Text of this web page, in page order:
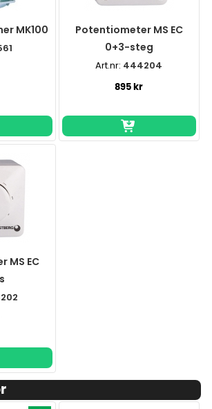
MK100
Potentiometer MS EC
0+3-steg
Art.nr: 444204
895 kr
MS EC